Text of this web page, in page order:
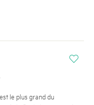
i
le plus grand du